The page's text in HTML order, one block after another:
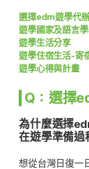
選擇edm遊學代
遊學國家及語言
遊學生活分享
遊學住宿生活-寄
遊學心得與計畫
Q：選擇
為什麼選擇
在遊學準備過
想從台灣日復一